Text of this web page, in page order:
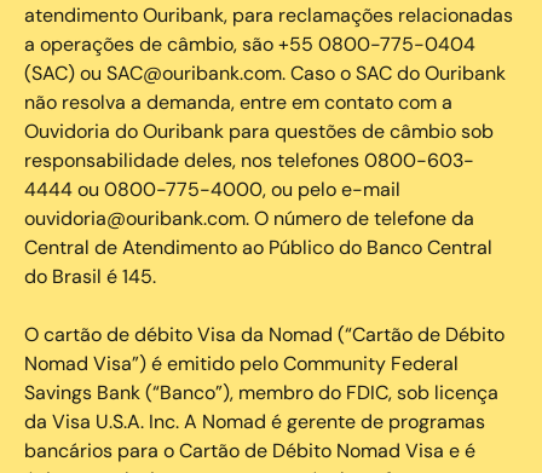
atendimento Ouribank, para reclamações relacionadas
a operações de câmbio, são +55 0800-775-0404
(SAC) ou SAC@ouribank.com. Caso o SAC do Ouribank
não resolva a demanda, entre em contato com a
Ouvidoria do Ouribank para questões de câmbio sob
responsabilidade deles, nos telefones 0800-603-
4444 ou 0800-775-4000, ou pelo e-mail
ouvidoria@ouribank.com. O número de telefone da
Central de Atendimento ao Público do Banco Central
do Brasil é 145.
O cartão de débito Visa da Nomad (“Cartão de Débito
Nomad Visa”) é emitido pelo Community Federal
Savings Bank (“Banco”), membro do FDIC, sob licença
da Visa U.S.A. Inc. A Nomad é gerente de programas
bancários para o Cartão de Débito Nomad Visa e é